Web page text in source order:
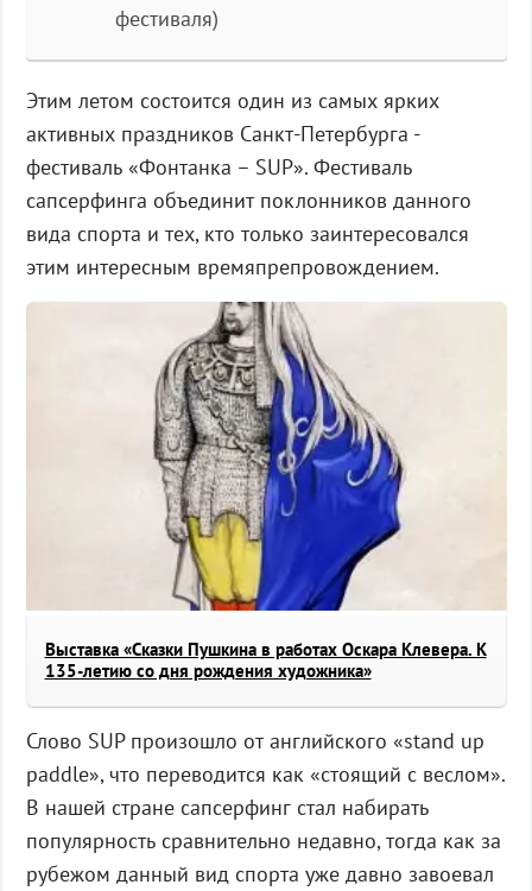
фестиваля)
Этим летом состоится один из самых ярких
активных праздников Санкт-Петербурга -
фестиваль «Фонтанка – SUP». Фестиваль
сапсерфинга объединит поклонников данного
вида спорта и тех, кто только заинтересовался
этим интересным времяпрепровождением.
Выставка «Сказки Пушкина в работах Оскара Клевера. К
135-летию со дня рождения художника»
Слово SUP произошло от английского «stand up
paddle», что переводится как «стоящий с веслом».
В нашей стране сапсерфинг стал набирать
популярность сравнительно недавно, тогда как за
рубежом данный вид спорта уже давно завоевал